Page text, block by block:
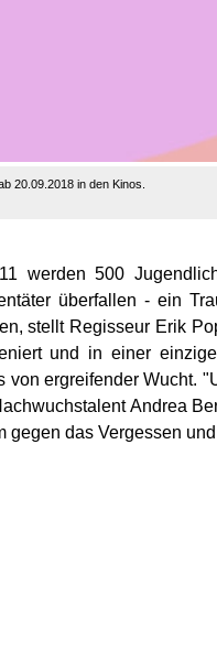
20.09.2018 in den Kinos.
werden 500
überfallen - ein
stellt Regisseur Erik
und in einer
von ergreifender Wucht.
Andrea
gegen das Vergessen